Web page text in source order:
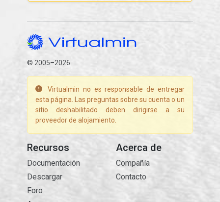
© 2005–2026
Virtualmin no es responsable de entregar
esta página. Las preguntas sobre su cuenta o un
sitio deshabilitado deben dirigirse a su
proveedor de alojamiento.
Recursos
Documentación
Descargar
Foro
Acerca de
Compañía
Contacto